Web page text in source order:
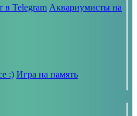
в Telegram Аквариумисты на
:) Игра на память